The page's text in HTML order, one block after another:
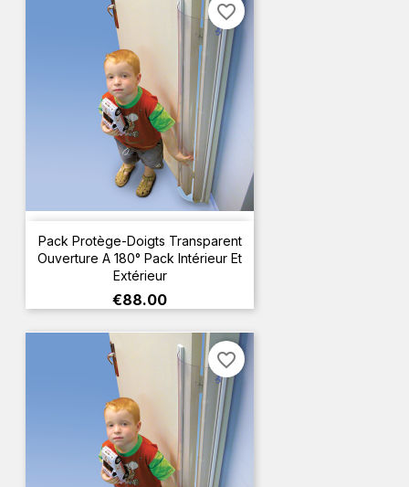
Pack Protège-Doigts Transparent
Ouverture A 180° Pack Intérieur Et
Extérieur
Price
€88.00
favorite_border
favorite_border